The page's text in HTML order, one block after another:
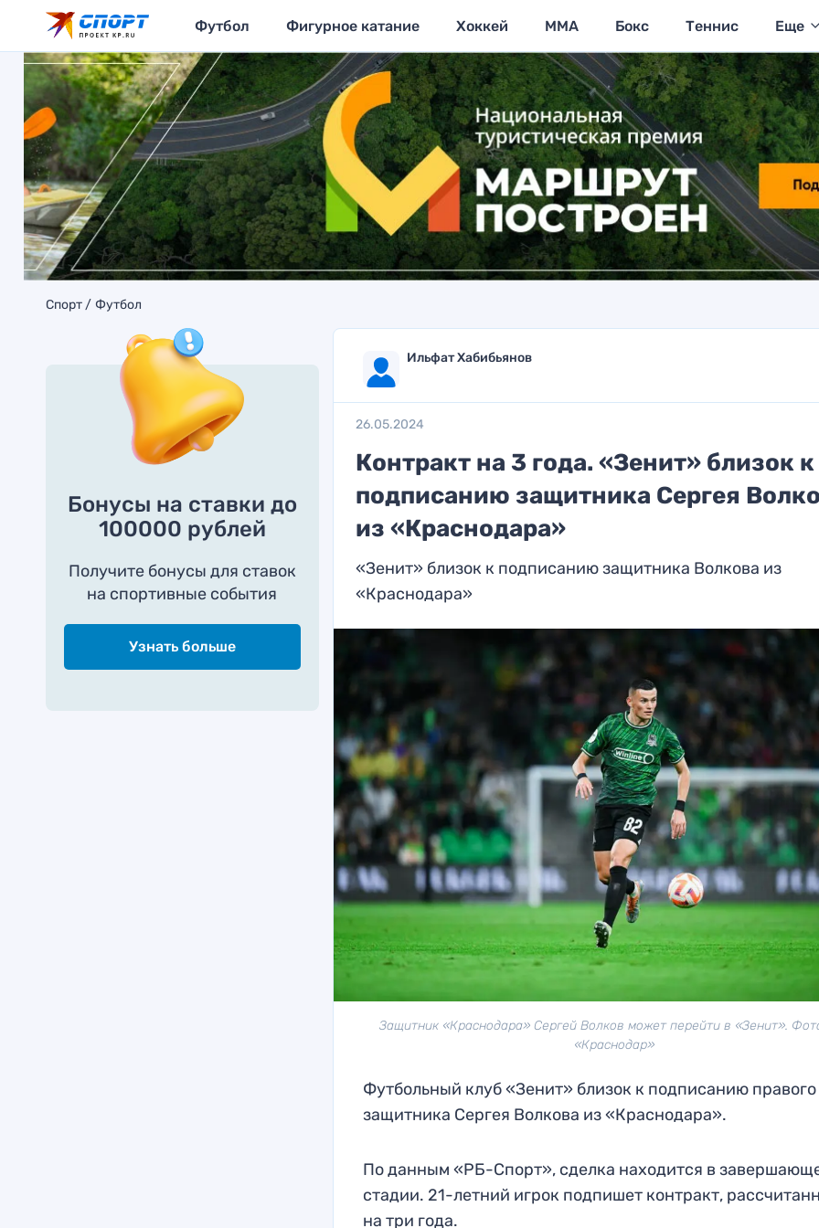
Футбол Фигурное катание Хоккей MMA Бокс Теннис Еще
Спорт Футбол
Бонусы на ставки до
100000 рублей
Получите бонусы для ставок
на спортивные события
Узнать больше
Ильфат Хабибьянов
26.05.2024
Контракт на 3 года. «Зенит» близок к
подписанию защитника Сергея
из «Краснодара»
«Зенит» близок к подписанию защитника Волкова из
«Краснодара»
Защитник «Краснодара» Сергей Волков может перейти в «Зенит».
«Краснодар»
Футбольный клуб «Зенит» близок к подписанию правого
защитника Сергея Волкова из «Краснодара».
По данным «РБ-Спорт», сделка находится в
стадии. 21-летний игрок подпишет контракт,
на три года.